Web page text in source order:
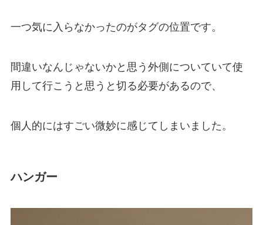
一つ気に入らなかったのがタグの位置です。
間違いなんじゃないかと思う外側についていて使
用して行こうと思うと切る必要があるので、
個人的にはすごい微妙に感じてしまいました。
ハンガー